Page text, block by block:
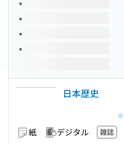
日本歴史
紙 デジタル 雑誌